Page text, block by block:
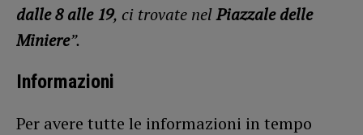
dalle 8 alle 19, ci trovate nelPiazzale delle
Miniere”.
Informazioni
Per avere tutte le informazioni in tempo